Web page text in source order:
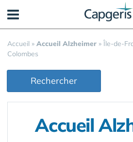
Accueil » Accueil Alzheimer » Île-de-
Colombes
Rechercher
Accueil